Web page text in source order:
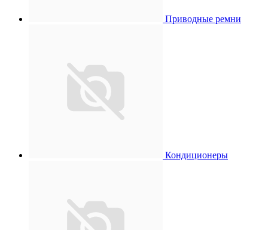
Приводные ремни
Кондиционеры